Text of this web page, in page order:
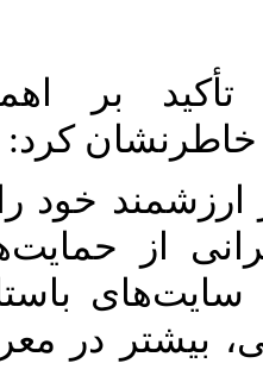
بر اهمیت
کرد:
خود را به
از حمایت‌های
باستانی
در معرض